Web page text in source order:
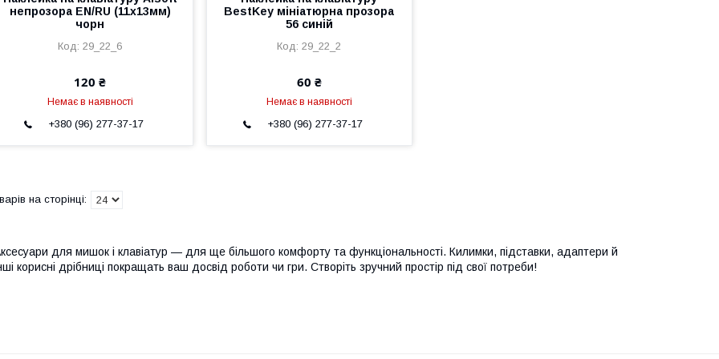
непрозора EN/RU (11x13мм)
чорн
29_22_6
120 ₴
Немає в наявності
+380 (96) 277-37-17
BestKey мініатюрна прозора
56 синій
29_22_2
60 ₴
Немає в наявності
+380 (96) 277-37-17
для мишок і клавіатур — для ще більшого комфорту та функціональності. Килимки, підставки, адаптери й
корисні дрібниці покращать ваш досвід роботи чи гри. Створіть зручний простір під свої потреби!